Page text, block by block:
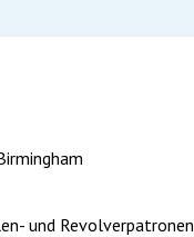
und Revolverpatronen